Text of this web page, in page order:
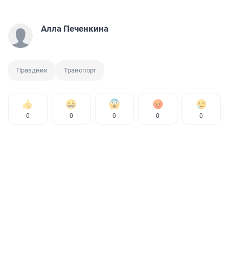
Алла Печенкина
Праздник Транспорт
0 0 0 0 0